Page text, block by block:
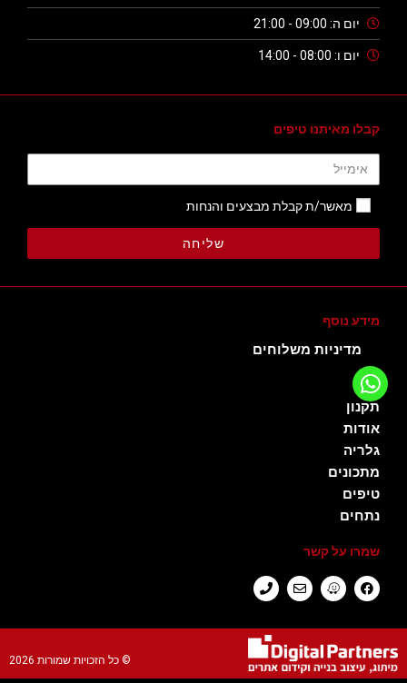
יום ה: 09:00 - 21:00
יום ו: 08:00 - 14:00
קבלו מאיתנו טיפים
מאשר/ת קבלת מבצעים והנחות
שליחה
מידע נוסף
מדיניות משלוחים
תקנון
אודות
גלריה
מתכונים
טיפים
נתחים
שמרו על קשר
© כל הזכויות שמורות​ 2026